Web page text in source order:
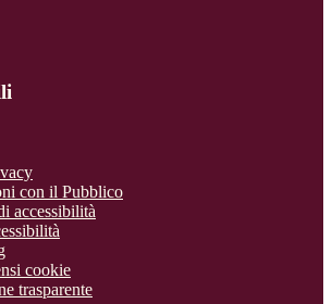
con il Pubblico
accessibilità
cookie
trasparente